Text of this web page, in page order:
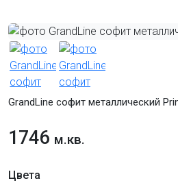
GrandLine софит металлический
1746 м.кв.
Цвета